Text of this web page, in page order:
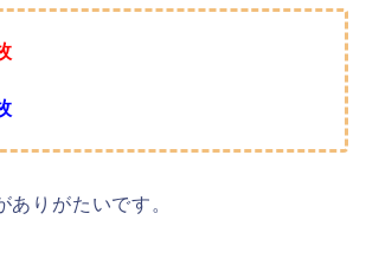
ありがたいです。